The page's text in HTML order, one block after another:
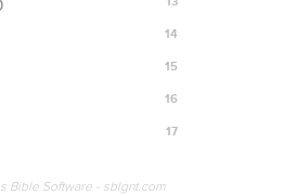
14
15
16
17
Bible Software - sblgnt.com